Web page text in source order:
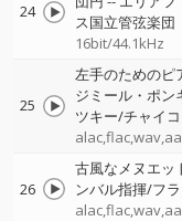
24
ス国立管弦楽団
16bit/44.1kHz
25
左手のためのピ
ジミール・ポン
ツキー/チャイ
26
古風なメヌエッ
ンバル指揮/フ